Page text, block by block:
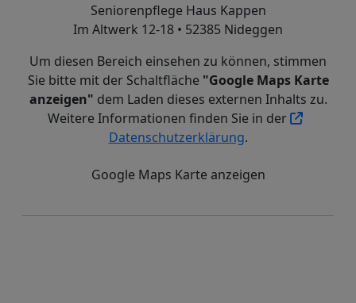
Seniorenpflege Haus Kappen
Im Altwerk 12-18 • 52385 Nideggen
Um diesen Bereich einsehen zu können, stimmen
Sie bitte mit der Schaltfläche "Google Maps Karte
anzeigen" dem Laden dieses externen Inhalts zu.
Weitere Informationen finden Sie in der
Datenschutzerklärung.
Google Maps Karte anzeigen